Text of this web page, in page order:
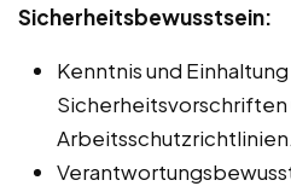
Sicherheitsbewusstsein:
Kenntnis und
Sicherheitsvorschriften
Arbeitsschutzrichtlinien.